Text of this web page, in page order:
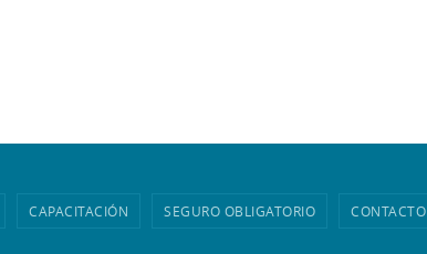
CAPACITACIÓN SEGURO OBLIGATORIO CONTACTO